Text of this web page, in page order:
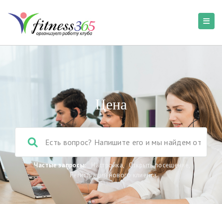
Цена
Частые запросы: Настройка, Открыть посещение
Регистрация нового клиента